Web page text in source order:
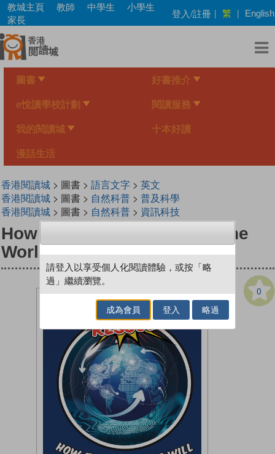
Skip
main
content
教城主頁 教師 中學生
小學生
家長
登入/註冊 | 繁 | English
圖書 好書推介
e悅讀學校計劃 閱讀服務
我的閱讀城 十本好讀
漫話生活
香港閱讀城> 圖書 > 語言文字> 英文
香港閱讀城> 圖書 > 自然科普> 普及科學
香港閱讀城> 圖書 > 自然科普> 資訊科技
How the Internet Will Save the
World
0
請登入以享受個人化閱讀體驗，或按「略
過」繼續瀏覽。
成為會員 登入 略過